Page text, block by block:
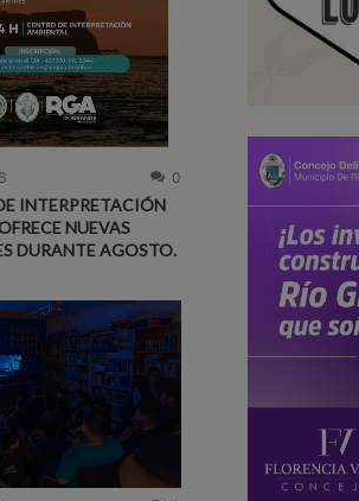
0
INTERPRETACIÓN
NUEVAS
DURANTE AGOSTO.